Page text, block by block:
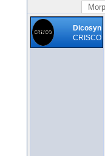
Dicosyn
CRISCO